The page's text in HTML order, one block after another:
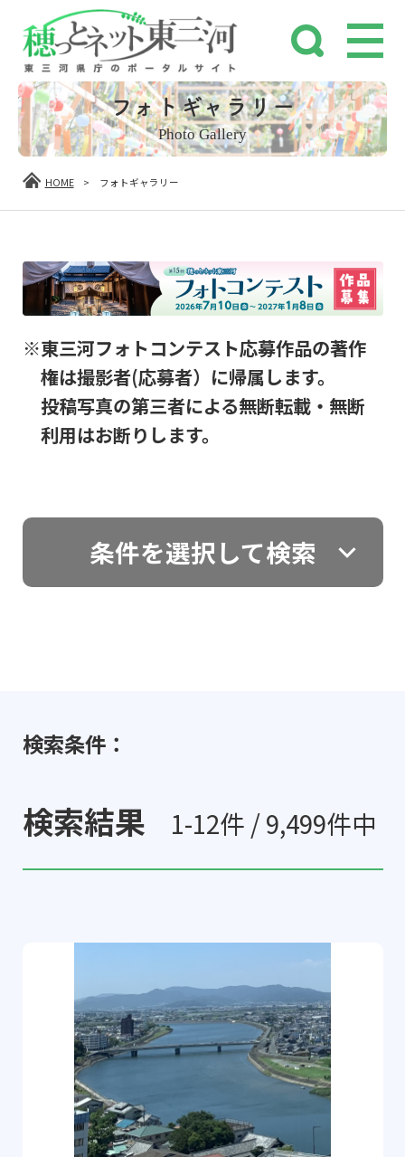
フォトギャラリー
Photo Gallery
HOME > フォトギャラリー
※東三河フォトコンテスト応募作品の著作
権は撮影者(応募者）に帰属します。
投稿写真の第三者による無断転載・無断
利用はお断りします。
条件を選択して検索
検索条件：
検索結果 1-12件 / 9,499件中